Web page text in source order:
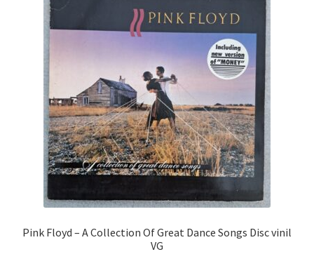
Pink Floyd – A Collection Of Great Dance Songs Disc vinil
VG